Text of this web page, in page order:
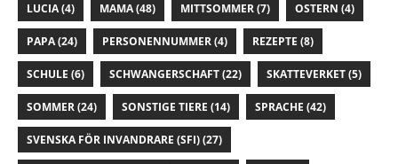
LUCIA(4) MAMA(48) MITTSOMMER(7) OSTERN (4)
PAPA(24) PERSONENNUMMER(4) REZEPTE (8)
SCHULE (6) SCHWANGERSCHAFT(22) SKATTEVERKET(5)
SOMMER(24) SONSTIGE TIERE (14) SPRACHE (42)
SVENSKA FÖR INVANDRARE (SFI)(27)